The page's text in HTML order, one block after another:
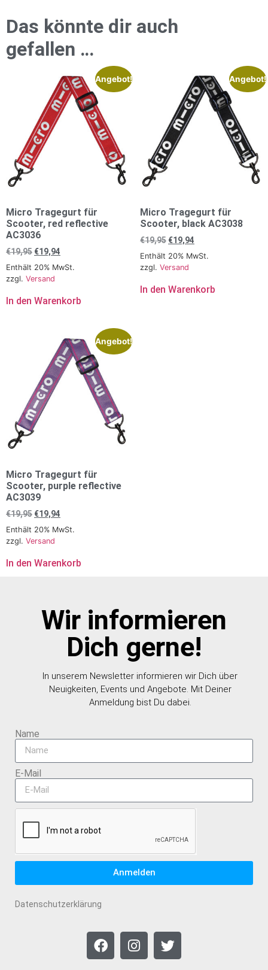
Das könnte dir auch
gefallen …
Angebot!
Micro Tragegurt für
Scooter, red reflective
AC3036
€19,95 €19,94
Enthält 20% MwSt.
zzgl. Versand
In den Warenkorb
Angebot!
Micro Tragegurt für
Scooter, black AC3038
€19,95 €19,94
Enthält 20% MwSt.
zzgl. Versand
In den Warenkorb
Angebot!
Micro Tragegurt für
Scooter, purple reflective
AC3039
€19,95 €19,94
Enthält 20% MwSt.
zzgl. Versand
In den Warenkorb
Wir informieren
Dich gerne!
In unserem Newsletter informieren wir Dich über
Neuigkeiten, Events und Angebote. Mit Deiner
Anmeldung bist Du dabei.
Name
E-Mail
Anmelden
Datenschutzerklärung